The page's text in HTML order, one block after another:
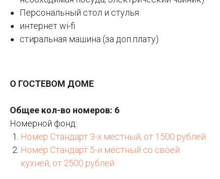
Персональный стол и стулья
интернет wi-fi
стиральная машина (за доп.плату)
О ГОСТЕВОМ ДОМЕ
Общее кол-во номеров: 6
Номерной фонд:
Номер Стандарт 3-х местный, от 1500 рублей
Номер Стандарт 5-и местный со своей
кухней, от 2500 рублей